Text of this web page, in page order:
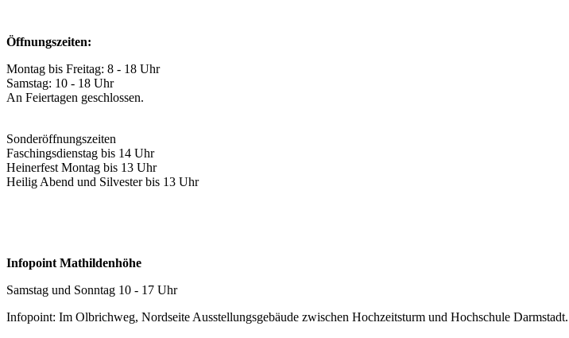
Öffnungszeiten:
Montag bis Freitag: 8 - 18 Uhr
Samstag: 10 - 18 Uhr
An Feiertagen geschlossen.
Sonderöffnungszeiten
Faschingsdienstag bis 14 Uhr
Heinerfest Montag bis 13 Uhr
Heilig Abend und Silvester bis 13 Uhr
Infopoint Mathildenhöhe
Samstag und Sonntag 10 - 17 Uhr
Infopoint: Im Olbrichweg, Nordseite Ausstellungsgebäude zwischen Hochzeitsturm und Hochschule Darmstadt.